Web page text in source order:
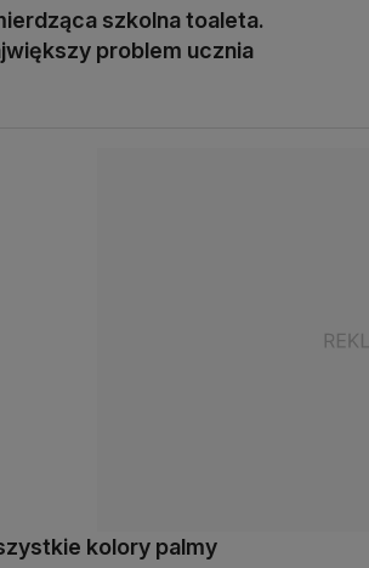
szkolna toaleta.
problem ucznia
kolory palmy